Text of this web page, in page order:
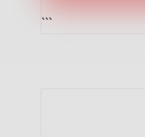
```